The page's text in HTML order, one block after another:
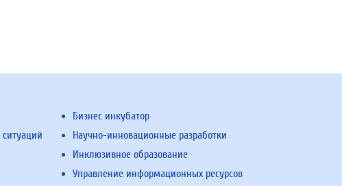
Бизнес инкубатор
Научно-инновационные разработки
Инклюзивное образование
Управление информационных ресурсов